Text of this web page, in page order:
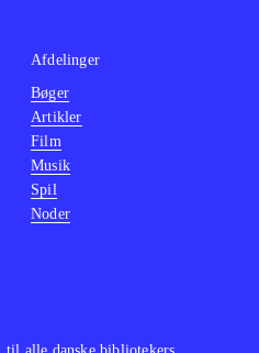
Afdelinger
Bøger
Artikler
Film
Musik
Spil
Noder